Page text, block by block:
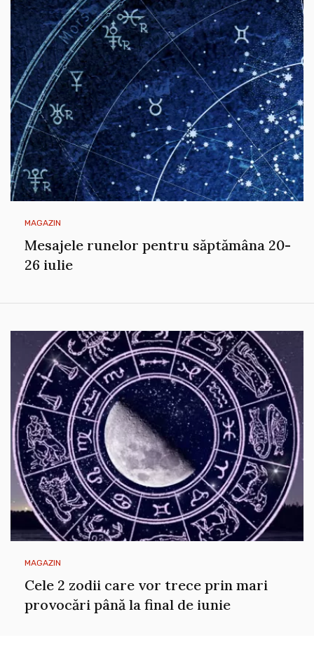
MAGAZIN
Mesajele runelor pentru săptămâna 20-
26 iulie
MAGAZIN
Cele 2 zodii care vor trece prin mari
provocări până la final de iunie